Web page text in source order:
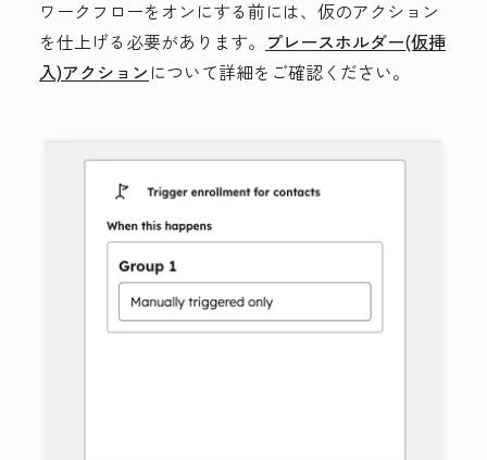
ワークフローをオンにする前には、仮のアクション
を仕上げる必要があります。 プレースホルダー(仮挿
入)アクション について詳細をご確認ください。